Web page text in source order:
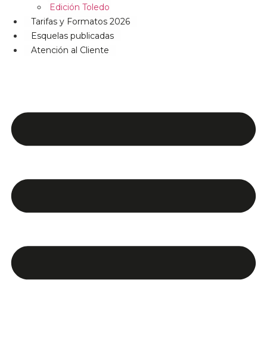
Edición Toledo
Tarifas y Formatos 2026
Esquelas publicadas
Atención al Cliente